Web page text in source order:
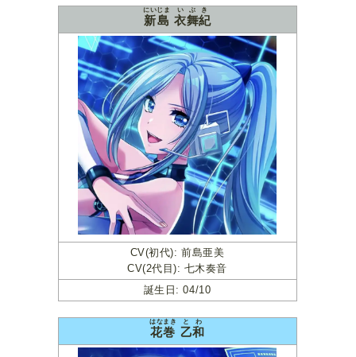
新島
にいじま
衣舞紀
いぶき
CV(初代): 前島亜美
CV(2代目): 七木奏音
誕生日: 04/10
花巻
はなまき
乙和
とわ